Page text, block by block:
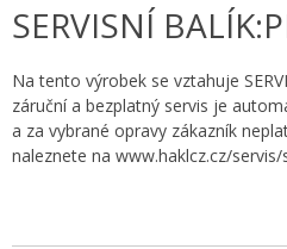
SERVISNÍ
Na tento výrobek se vztahuje
záruční a bezplatný servis je
a za vybrané opravy zákazník
naleznete na www.haklcz.cz/servis/